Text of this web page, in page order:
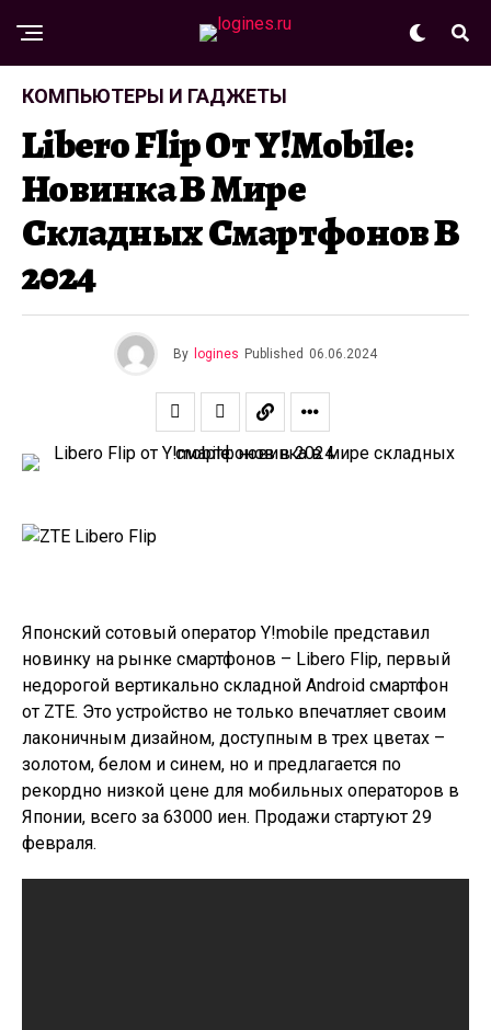
КОМПЬЮТЕРЫ И ГАДЖЕТЫ
Libero Flip От Y!mobile:
Новинка В Мире
Складных Смартфонов В
2024
By logines Published 06.06.2024
Японский сотовый оператор Y!mobile представил
новинку на рынке смартфонов – Libero Flip, первый
недорогой вертикально складной Android смартфон
от ZTE. Это устройство не только впечатляет своим
лаконичным дизайном, доступным в трех цветах –
золотом, белом и синем, но и предлагается по
рекордно низкой цене для мобильных операторов в
Японии, всего за 63000 иен. Продажи стартуют 29
февраля.